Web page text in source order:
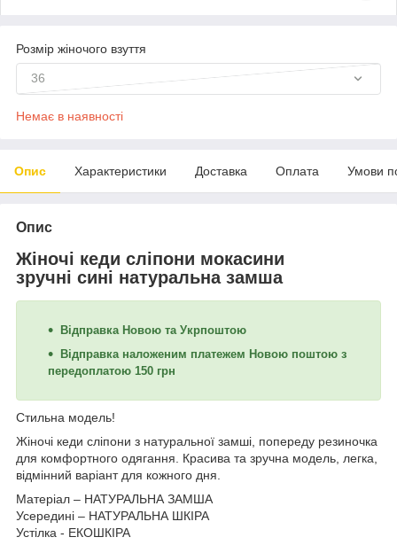
Розмір жіночого взуття
36
Немає в наявності
Опис Характеристики Доставка Оплата Умови
Опис
Жіночі кеди сліпони мокасини
зручні сині натуральна замша
Відправка Новою та Укрпоштою
Відправка наложеним платежем Новою поштою з
передоплатою 150 грн
Стильна модель!
Жіночі кеди сліпони з натуральної замші, попереду резиночка
для комфортного одягання. Красива та зручна модель, легка,
відмінний варіант для кожного дня.
Матеріал – НАТУРАЛЬНА ЗАМША
Усередині – НАТУРАЛЬНА ШКІРА
Устілка - ЕКОШКІРА